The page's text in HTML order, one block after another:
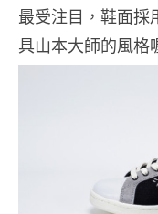
最受注目，鞋面採
具山本大師的風格